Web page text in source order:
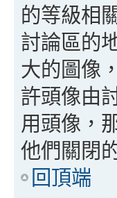
的等級相
討論區的
大的圖像
許頭像由
用頭像，
他們關閉
回頂端